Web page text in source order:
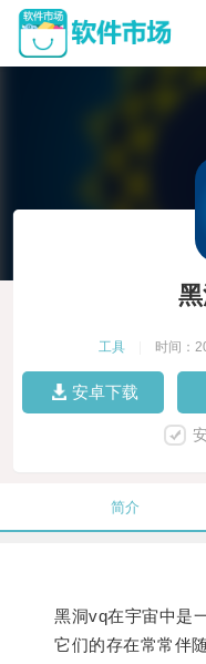
工具 时间：
安卓下载
简介
黑洞vq在宇宙中是一
它们的存在常常伴随